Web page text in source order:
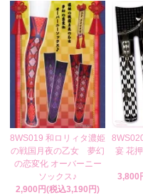
8WS019 和ロリィタ濃姫
の戦国月夜の乙女 夢幻
の恋変化 オーバーニー
ソックス♪
2,900円(税込3,190円)
宴 花
3,800